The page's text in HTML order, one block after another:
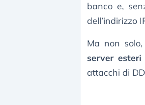
banco e,
dell’indirizzo
Ma non
server esteri
attacchi di